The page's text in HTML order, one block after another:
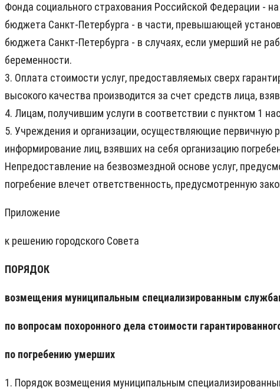
Фонда социального страхования Российской Федерации -
бюджета Санкт-Петербурга - в части, превышающей
бюджета Санкт-Петербурга - в случаях, если умерший не
беременности.
3. Оплата стоимости услуг, предоставляемых сверх
высокого качества производится за счет средств лица,
4. Лицам, получившим услуги в соответствии с пунктом 1
5. Учреждения и организации, осуществляющие первичную
информирование лиц, взявших на себя организацию
Непредоставление на безвозмездной основе услуг,
погребение влечет ответственность, предусмотренную
Приложение
к решению городского Совета
ПОРЯДОК
возмещения муниципальным специализированным
по вопросам похоронного дела стоимости
по погребению умерших
1. Порядок возмещения муниципальным